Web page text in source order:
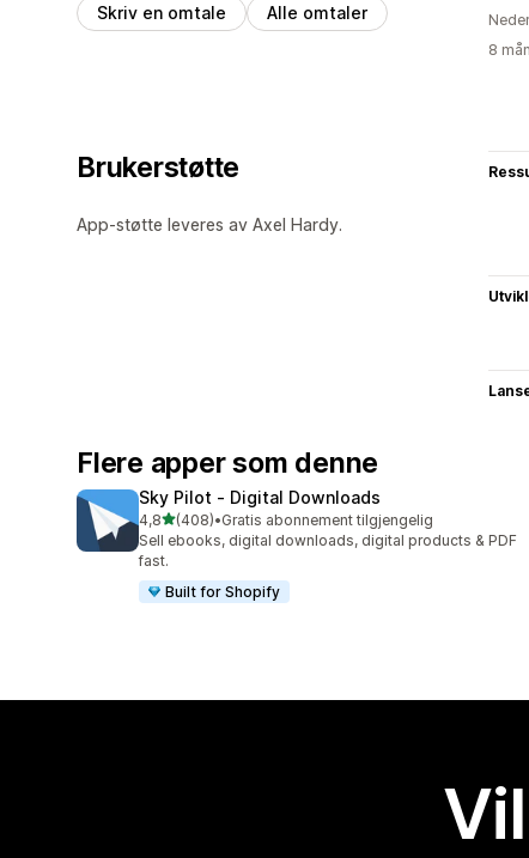
Skriv en omtale Alle omtaler
8
Brukerstøtte
App-støtte leveres av Axel Hardy.
Flere apper som denne
Sky Pilot ‑ Digital Downloads
4,8av 5 stjerner
(408)
Totalt 408 omtaler
•Gratis abonnement tilgjengelig
Sell ebooks, digital downloads, digital products & PDF
fast.
Built for Shopify